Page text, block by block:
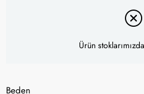
Ürün
Beden